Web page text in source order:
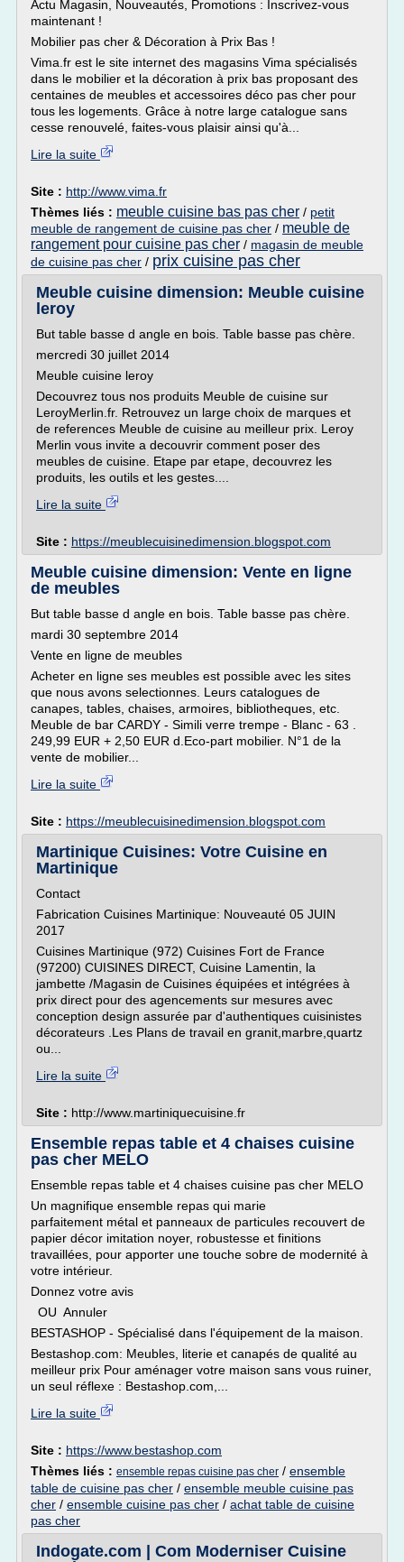
Actu Magasin, Nouveautés, Promotions : Inscrivez-vous
maintenant !
Mobilier pas cher & Décoration à Prix Bas !
Vima.fr est le site internet des magasins Vima spécialisés
dans le mobilier et la décoration à prix bas proposant des
centaines de meubles et accessoires déco pas cher pour
tous les logements. Grâce à notre large catalogue sans
cesse renouvelé, faites-vous plaisir ainsi qu'à...
Lire la suite
Site : http://www.vima.fr
Thèmes liés : meuble cuisine bas pas cher / petit
meuble de rangement de cuisine pas cher / meuble de
rangement pour cuisine pas cher / magasin de meuble
de cuisine pas cher / prix cuisine pas cher
Meuble cuisine dimension: Meuble cuisine
leroy
But table basse d angle en bois. Table basse pas chère.
mercredi 30 juillet 2014
Meuble cuisine leroy
Decouvrez tous nos produits Meuble de cuisine sur
LeroyMerlin.fr. Retrouvez un large choix de marques et
de references Meuble de cuisine au meilleur prix. Leroy
Merlin vous invite a decouvrir comment poser des
meubles de cuisine. Etape par etape, decouvrez les
produits, les outils et les gestes....
Lire la suite
Site : https://meublecuisinedimension.blogspot.com
Meuble cuisine dimension: Vente en ligne
de meubles
But table basse d angle en bois. Table basse pas chère.
mardi 30 septembre 2014
Vente en ligne de meubles
Acheter en ligne ses meubles est possible avec les sites
que nous avons selectionnes. Leurs catalogues de
canapes, tables, chaises, armoires, bibliotheques, etc.
Meuble de bar CARDY - Simili verre trempe - Blanc - 63 .
249,99 EUR + 2,50 EUR d.Eco-part mobilier. N°1 de la
vente de mobilier...
Lire la suite
Site : https://meublecuisinedimension.blogspot.com
Martinique Cuisines: Votre Cuisine en
Martinique
Contact
Fabrication Cuisines Martinique: Nouveauté 05 JUIN
2017
Cuisines Martinique (972) Cuisines Fort de France
(97200) CUISINES DIRECT, Cuisine Lamentin, la
jambette /Magasin de Cuisines équipées et intégrées à
prix direct pour des agencements sur mesures avec
conception design assurée par d'authentiques cuisinistes
décorateurs .Les Plans de travail en granit,marbre,quartz
ou...
Lire la suite
Site : http://www.martiniquecuisine.fr
Ensemble repas table et 4 chaises cuisine
pas cher MELO
Ensemble repas table et 4 chaises cuisine pas cher MELO
Un magnifique ensemble repas qui marie
parfaitement métal et panneaux de particules recouvert de
papier décor imitation noyer, robustesse et finitions
travaillées, pour apporter une touche sobre de modernité à
votre intérieur.
Donnez votre avis
OU Annuler
BESTASHOP - Spécialisé dans l'équipement de la maison.
Bestashop.com: Meubles, literie et canapés de qualité au
meilleur prix Pour aménager votre maison sans vous ruiner,
un seul réflexe : Bestashop.com,...
Lire la suite
Site : https://www.bestashop.com
Thèmes liés : ensemble repas cuisine pas cher / ensemble
table de cuisine pas cher / ensemble meuble cuisine pas
cher / ensemble cuisine pas cher / achat table de cuisine
pas cher
Indogate.com | Com Moderniser Cuisine